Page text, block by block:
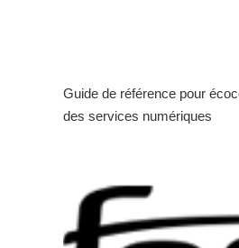
Guide de référence pour
des services numériques